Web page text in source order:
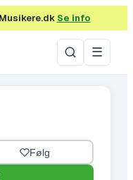
Se info
☰
Følg